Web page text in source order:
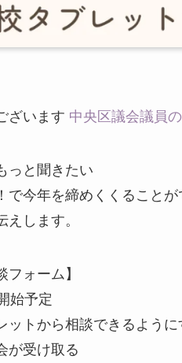
ざいます 中央区議会議員
っと聞きたい
で今年を締めくくること
します。
フォーム】
始予定
ットから相談できるよう
が受け取る